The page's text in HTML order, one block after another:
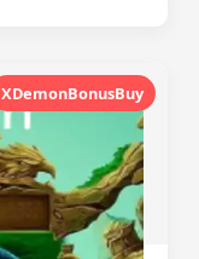
XDemonBonusBuy